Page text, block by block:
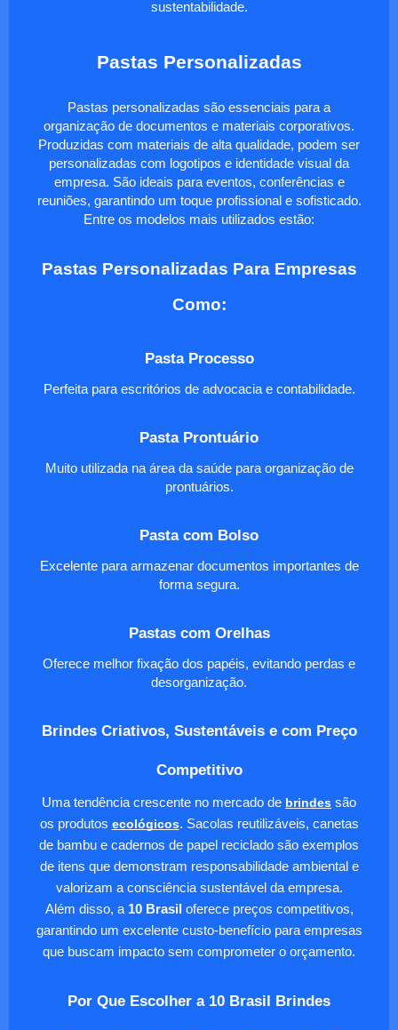
sustentabilidade.
Pastas Personalizadas
Pastas personalizadas são essenciais para a
organização de documentos e materiais corporativos.
Produzidas com materiais de alta qualidade, podem ser
personalizadas com logotipos e identidade visual da
empresa. São ideais para eventos, conferências e
reuniões, garantindo um toque profissional e sofisticado.
Entre os modelos mais utilizados estão:
Pastas Personalizadas Para Empresas
Como:
Pasta Processo
Perfeita para escritórios de advocacia e contabilidade.
Pasta Prontuário
Muito utilizada na área da saúde para organização de
prontuários.
Pasta com Bolso
Excelente para armazenar documentos importantes de
forma segura.
Pastas com Orelhas
Oferece melhor fixação dos papéis, evitando perdas e
desorganização.
Brindes Criativos, Sustentáveis e com Preço
Competitivo
Uma tendência crescente no mercado de brindes são
os produtos ecológicos. Sacolas reutilizáveis, canetas
de bambu e cadernos de papel reciclado são exemplos
de itens que demonstram responsabilidade ambiental e
valorizam a consciência sustentável da empresa.
Além disso, a 10 Brasiloferece preços competitivos,
garantindo um excelente custo-benefício para empresas
que buscam impacto sem comprometer o orçamento.
Por Que Escolher a 10 Brasil Brindes